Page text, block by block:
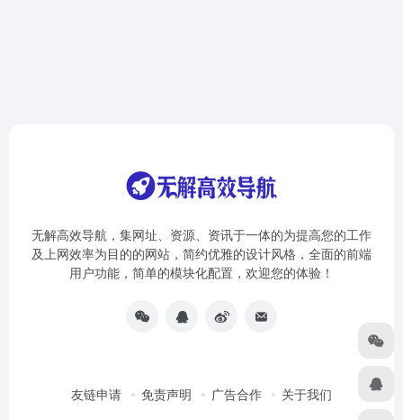
无解高效导航，集网址、资源、资讯于一体的为提高您的工作
及上网效率为目的的网站，简约优雅的设计风格，全面的前端
用户功能，简单的模块化配置，欢迎您的体验！
友链申请 免责声明 广告合作 关于我们